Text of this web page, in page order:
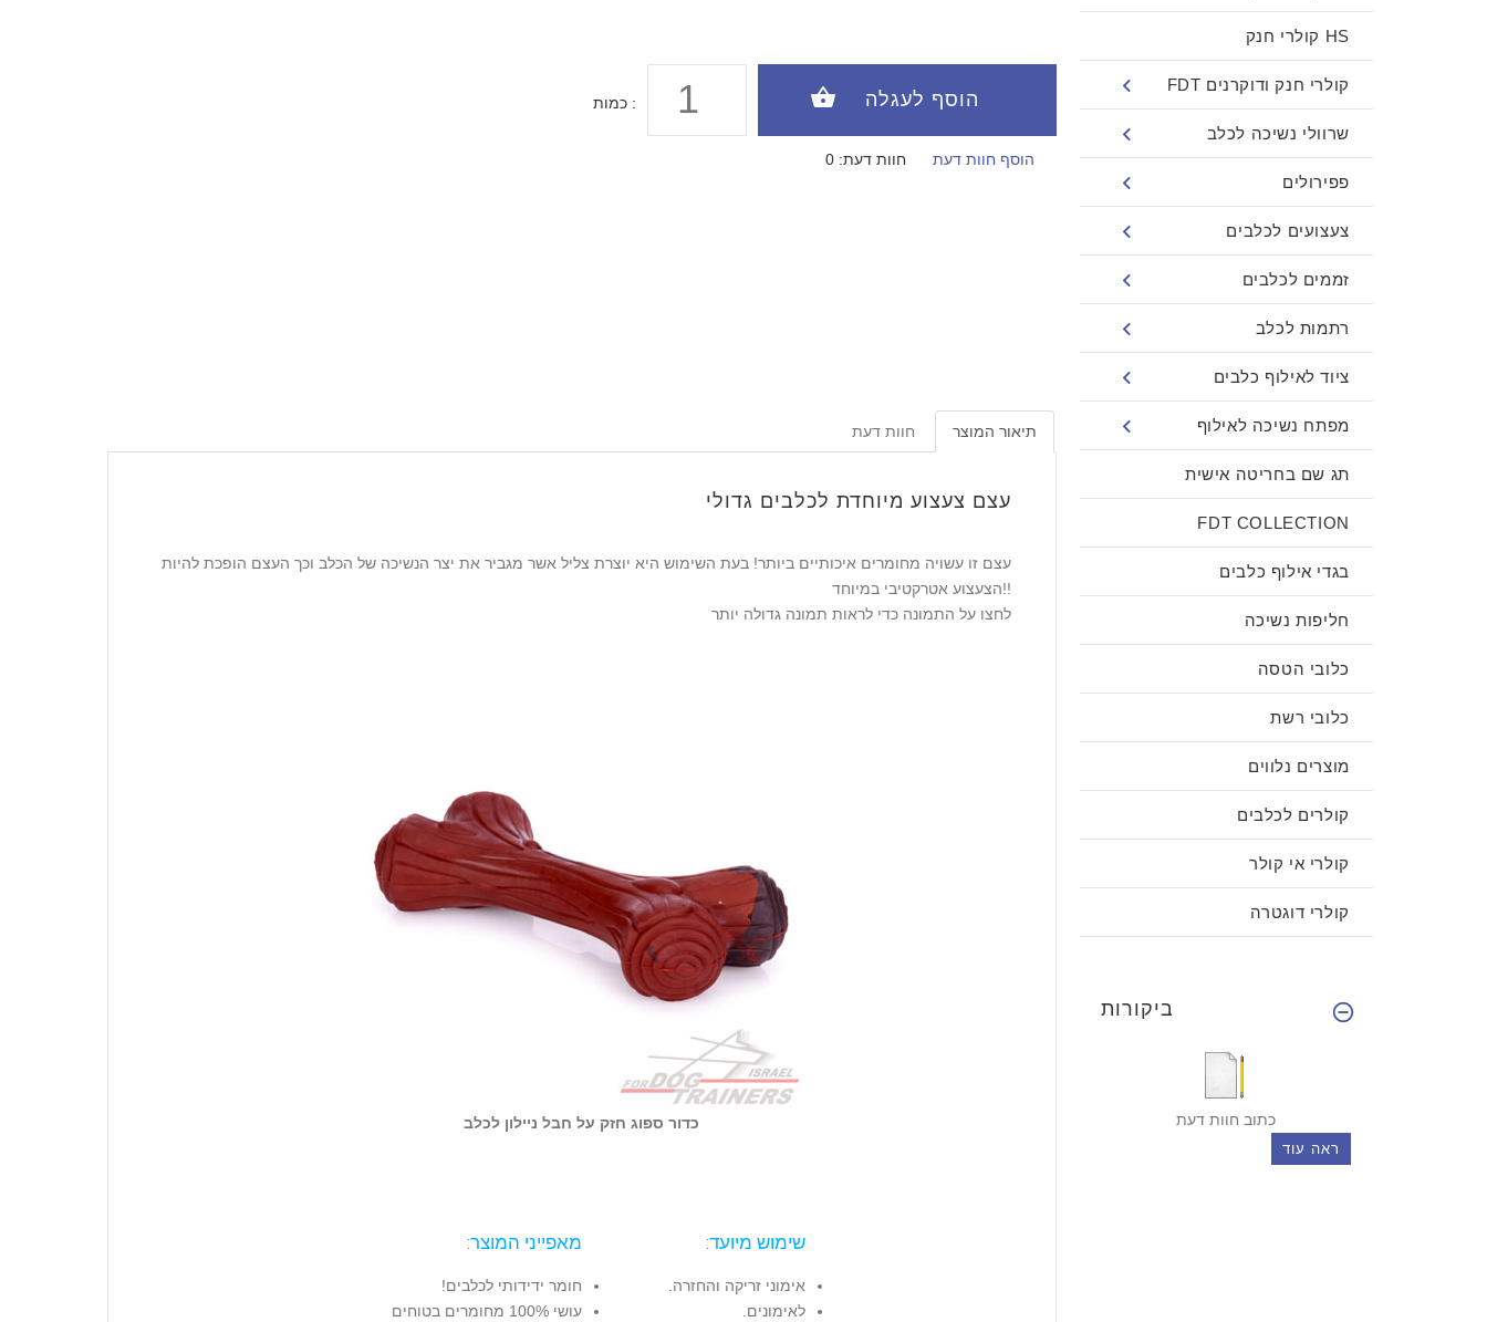
כמות :
חוות דעת: 0 הוסף חוות דעת
תיאור המוצר חוות דעת
עצם צעצוע מיוחדת לכלבים גדולי
עצם זו עשויה מחומרים איכותיים ביותר! בעת השימוש היא יוצרת צליל אשר מגביר את יצר הנשיכה של הכלב וכך העצם הופכת להיות
הצעצוע אטרקטיבי במיוחד!!
לחצו על התמונה כדי לראות תמונה גדולה יותר
כדור ספוג חזק על חבל ניילון לכלב
מאפייני המוצר:
חומר ידידותי לכלבים!
עושי 100% מחומרים בטוחים
שימוש מיועד:
אימוני זריקה והחזרה.
לאימונים.
HS קולרי חנק
קולרי חנק ודוקרנים FDT
שרוולי נשיכה לכלב
פפירולים
צעצועים לכלבים
זממים לכלבים
רתמות לכלב
ציוד לאילוף כלבים
מפתח נשיכה לאילוף
תג שם בחריטה אישית
FDT COLLECTION
בגדי אילוף כלבים
חליפות נשיכה
כלובי הטסה
כלובי רשת
מוצרים נלווים
קולרים לכלבים
קולרי אי קולר
קולרי דוגטרה
ביקורות
כתוב חוות דעת
ראה עוד